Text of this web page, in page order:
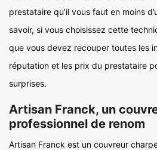
prestataire qu’il vous faut en moins
savoir, si vous choisissez cette
que vous devez recouper toutes les
réputation et les prix du prestataire
surprises.
Artisan Franck, un
professionnel de renom
Artisan Franck est un couvreur